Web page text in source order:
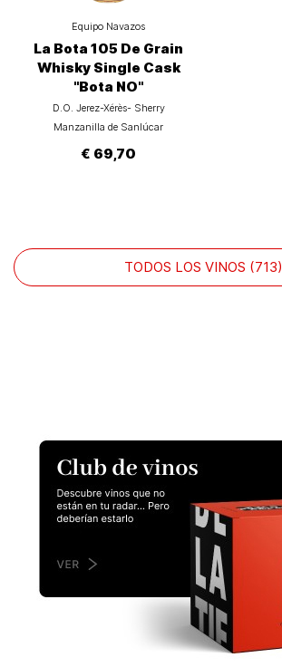
Equipo Navazos
La Bota 105 De Grain
Whisky Single Cask
"Bota NO"
D.O. Jerez-Xérès- Sherry
Manzanilla de Sanlúcar
€ 69,70
TODOS LOS VINOS (713)